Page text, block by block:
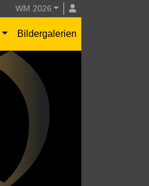
WM 2026
Bildergalerien